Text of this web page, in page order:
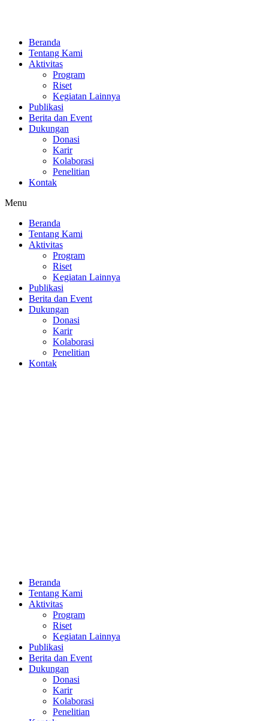
Beranda
Tentang Kami
Aktivitas
Program
Riset
Kegiatan Lainnya
Publikasi
Berita dan Event
Dukungan
Donasi
Karir
Kolaborasi
Penelitian
Kontak
Menu
Beranda
Tentang Kami
Aktivitas
Program
Riset
Kegiatan Lainnya
Publikasi
Berita dan Event
Dukungan
Donasi
Karir
Kolaborasi
Penelitian
Kontak
Beranda
Tentang Kami
Aktivitas
Program
Riset
Kegiatan Lainnya
Publikasi
Berita dan Event
Dukungan
Donasi
Karir
Kolaborasi
Penelitian